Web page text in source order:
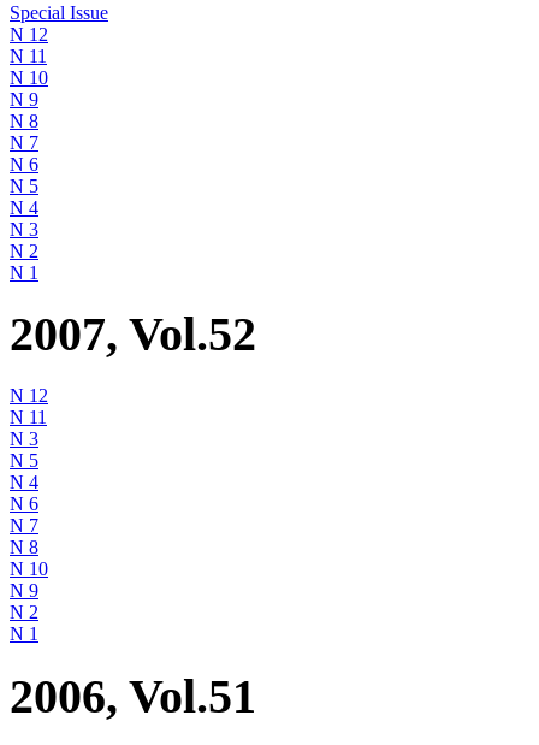
Special Issue
N 12
N 11
N 10
N 9
N 8
N 7
N 6
N 5
N 4
N 3
N 2
N 1
2007, Vol.52
N 12
N 11
N 3
N 5
N 4
N 6
N 7
N 8
N 10
N 9
N 2
N 1
2006, Vol.51